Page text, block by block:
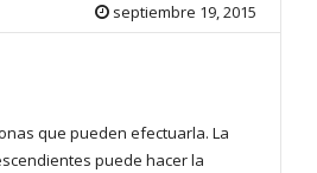
septiembre 19, 2015
que pueden efectuarla. La
puede hacer la